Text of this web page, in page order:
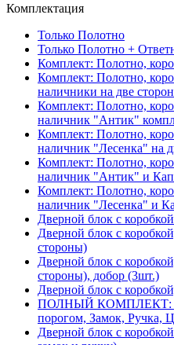
Комплектация
Только Полотно
Только Полотно +
Комплект: Полотно,
Комплект: Полотно,
наличники на две
Комплект: Полотно,
наличник "Антик"
Комплект: Полотно,
наличник "Лесенка" на
Комплект: Полотно,
наличник "Антик" и
Комплект: Полотно,
наличник "Лесенка" и
Дверной блок с коробкой
Дверной блок с
стороны)
Дверной блок с
стороны), добор (3шт.)
Дверной блок с
ПОЛНЫЙ КОМПЛЕКТ:
порогом, Замок, Ручка,
Дверной блок с